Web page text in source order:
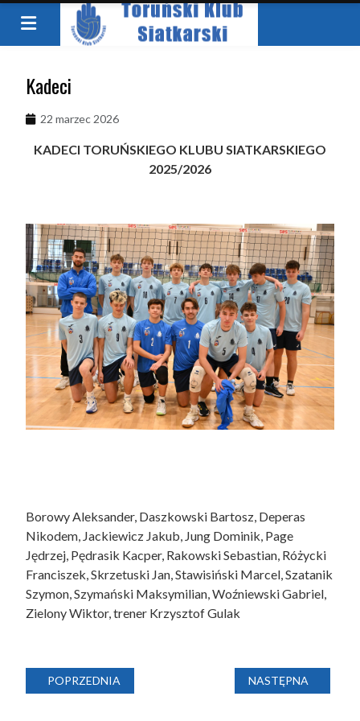
Kadeci
22 marzec 2026
KADECI TORUŃSKIEGO KLUBU SIATKARSKIEGO
2025/2026
Borowy Aleksander, Daszkowski Bartosz, Deperas
Nikodem, Jackiewicz Jakub, Jung Dominik, Page
Jędrzej, Pędrasik Kacper, Rakowski Sebastian, Różycki
Franciszek,Skrzetuski Jan,Stawisiński Marcel,Szatanik
Szymon,Szymański Maksymilian,Woźniewski Gabriel,
Zielony Wiktor, trener Krzysztof Gulak
POPRZEDNIA STRONA: MŁODZICZKI 3
POPRZEDNIA NASTĘPNA
NASTĘPNA